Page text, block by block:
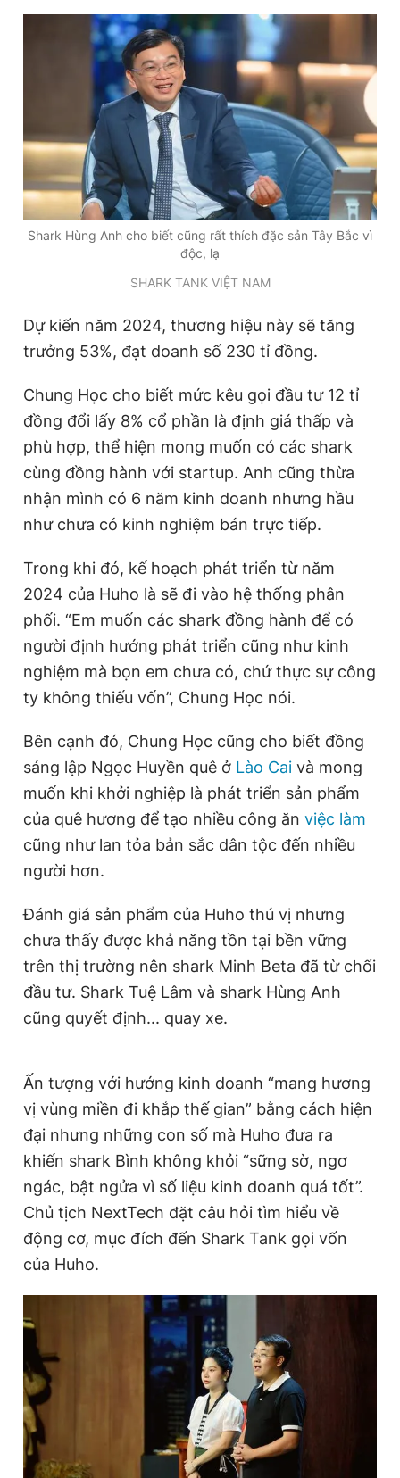
Shark Hùng Anh cho biết cũng rất thích đặc sản Tây Bắc vì
độc, lạ
SHARK TANK VIỆT NAM
Dự kiến năm 2024, thương hiệu này sẽ tăng
trưởng 53%, đạt doanh số 230 tỉ đồng.
Chung Học cho biết mức kêu gọi đầu tư 12 tỉ
đồng đổi lấy 8% cổ phần là định giá thấp và
phù hợp, thể hiện mong muốn có các shark
cùng đồng hành với startup. Anh cũng thừa
nhận mình có 6 năm kinh doanh nhưng hầu
như chưa có kinh nghiệm bán trực tiếp.
Trong khi đó, kế hoạch phát triển từ năm
2024 của Huho là sẽ đi vào hệ thống phân
phối. “Em muốn các shark đồng hành để có
người định hướng phát triển cũng như kinh
nghiệm mà bọn em chưa có, chứ thực sự công
ty không thiếu vốn”, Chung Học nói.
Bên cạnh đó, Chung Học cũng cho biết đồng
sáng lập Ngọc Huyền quê ở Lào Cai và mong
muốn khi khởi nghiệp là phát triển sản phẩm
của quê hương để tạo nhiều công ăn việc làm
cũng như lan tỏa bản sắc dân tộc đến nhiều
người hơn.
Đánh giá sản phẩm của Huho thú vị nhưng
chưa thấy được khả năng tồn tại bền vững
trên thị trường nên shark Minh Beta đã từ chối
đầu tư. Shark Tuệ Lâm và shark Hùng Anh
cũng quyết định... quay xe.
Ấn tượng với hướng kinh doanh “mang hương
vị vùng miền đi khắp thế gian” bằng cách hiện
đại nhưng những con số mà Huho đưa ra
khiến shark Bình không khỏi “sững sờ, ngơ
ngác, bật ngửa vì số liệu kinh doanh quá tốt”.
Chủ tịch NextTech đặt câu hỏi tìm hiểu về
động cơ, mục đích đến Shark Tank gọi vốn
của Huho.